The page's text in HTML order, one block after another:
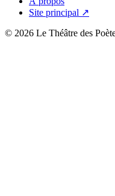
Site principal ↗
© 2026 Le Théâtre des